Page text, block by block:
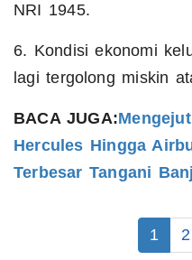
NRI 1945.
6. Kondisi ekonomi
lagi tergolong miskin
BACA JUGA:
Hercules Hingga
Terbesar Tangani
1 2